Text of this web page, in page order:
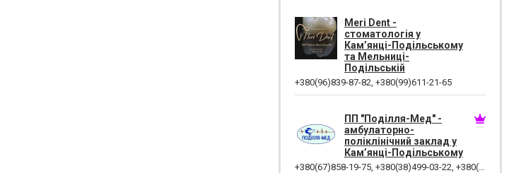
Meri Dent -
стоматологія у
Кам’янці-Подільському
та Мельниці-
Подільській
+380(96)839-87-82, +380(99)611-21-65
ПП "Поділля-Мед" -
амбулаторно-
поліклінічний заклад у
Кам’янці-Подільському
+380(67)858-19-75, +380(38)499-03-22, +380(38)495-60-27